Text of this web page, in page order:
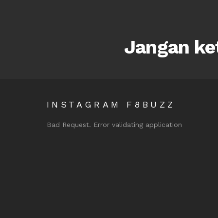
Jangan
INSTAGRAM F8BUZZ
Bad Request. Error validating application